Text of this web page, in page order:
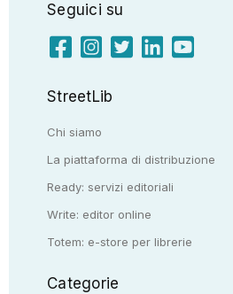
Seguici su
StreetLib
Chi siamo
La piattaforma di distribuzione
Ready: servizi editoriali
Write: editor online
Totem: e-store per librerie
Categorie